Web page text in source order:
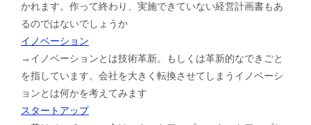
かれます。作って終わり、実施できていない経営計画書もあ
るのではないでしょうか
イノベーション
→イノベーションとは技術革新。もしくは革新的なできごと
を指しています。会社を大きく転換させてしまうイノベーシ
ョンとは何かを考えてみます
スタートアップ